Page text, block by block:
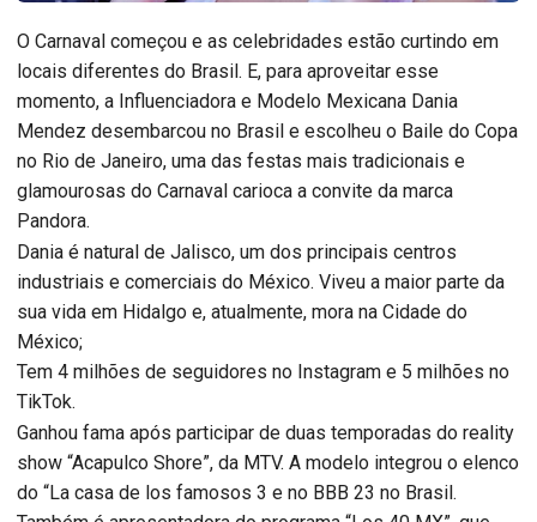
O Carnaval começou e as celebridades estão curtindo em
locais diferentes do Brasil. E, para aproveitar esse
momento, a Influenciadora e Modelo Mexicana Dania
Mendez desembarcou no Brasil e escolheu o Baile do Copa
no Rio de Janeiro, uma das festas mais tradicionais e
glamourosas do Carnaval carioca a convite da marca
Pandora.
Dania é natural de Jalisco, um dos principais centros
industriais e comerciais do México. Viveu a maior parte da
sua vida em Hidalgo e, atualmente, mora na Cidade do
México;
Tem 4 milhões de seguidores no Instagram e 5 milhões no
TikTok.
Ganhou fama após participar de duas temporadas do reality
show “Acapulco Shore”, da MTV. A modelo integrou o elenco
do “La casa de los famosos 3 e no BBB 23 no Brasil.